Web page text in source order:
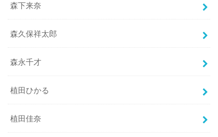
森下来奈
森久保祥太郎
森永千才
植田ひかる
植田佳奈